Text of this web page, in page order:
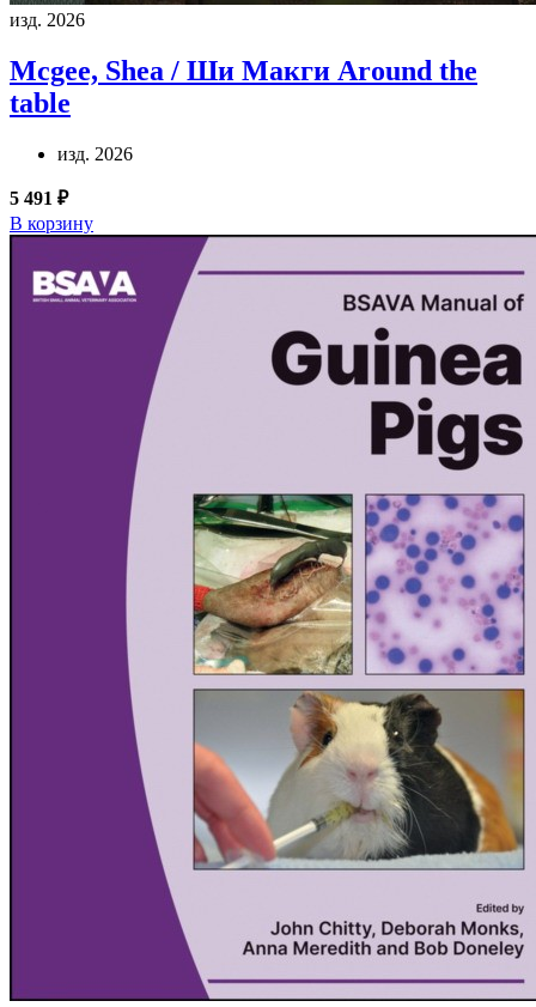
изд. 2026
Mcgee, Shea / Ши Макги Around the
table
изд. 2026
5 491 ₽
В корзину